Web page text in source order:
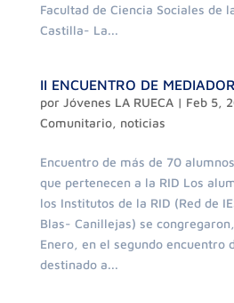
Facultad de Ciencia Sociales de
Castilla- La...
II ENCUENTRO DE
por Jóvenes LA RUECA| Feb 5,
Comunitario, noticias
Encuentro de más de 70
que pertenecen a la RID Los
los Institutos de la RID (Red de
Blas- Canillejas) se
Enero, en el segundo encuentro
destinado a...